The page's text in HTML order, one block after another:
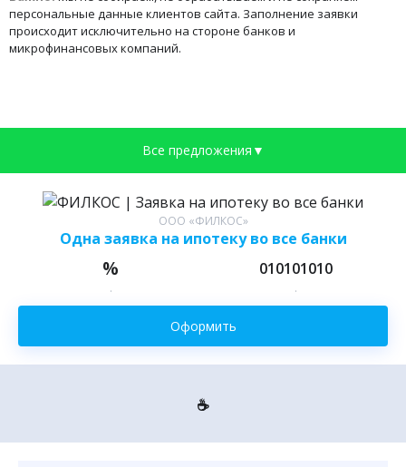
персональные данные клиентов сайта. Заполнение заявки
происходит исключительно на стороне банков и
микрофинансовых компаний.
Все предложения▼
ООО «ФИЛКОС»
Одна заявка на ипотеку во все банки
%
.
010101010
.
Оформить
☕